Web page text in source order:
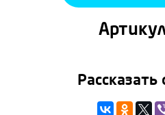
Рассказать